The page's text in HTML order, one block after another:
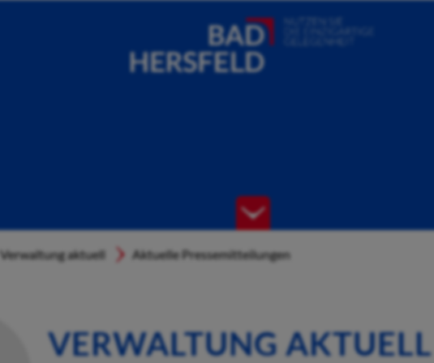
Verwaltung aktuell Aktuelle Pressemitteilungen
VERWALTUNG AKTUELL